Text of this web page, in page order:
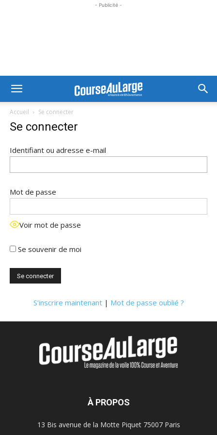
- Publicité -
Accueil Se connecter
Se connecter
Identifiant ou adresse e-mail
Mot de passe
Voir mot de passe
Se souvenir de moi
S’inscrire maintenant| Mot de passe oublié ?
À PROPOS
13 Bis avenue de la Motte Piquet 75007 Paris